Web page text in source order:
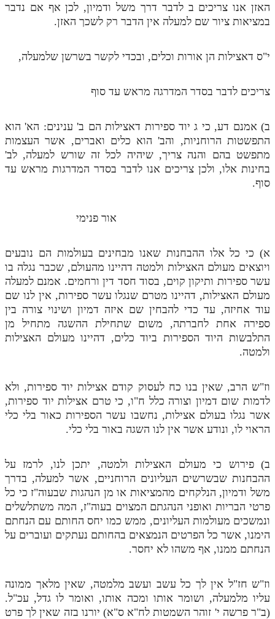
האזן אנו צריכים ב לדבר דרך משל ודמיון, לכן אף אם נדבר
במציאות ציור שם למעלה אין הדבר רק לשכך האזן.
י"ס דאצילות הן אורות וכלים, ובכדי לקשר בשרשן שלמעלה,
צריכים לדבר בסדר המדרגה מראש עד סוף
ב) אמנם דע, כי ג יוד ספירות דאצילות הם ב' ענינים: הא' הוא
התפשטות הרוחניות, והב' הוא כלים ואברים, אשר העצמות
מתפשט בהם והנה צריך, שיהיה לכל זה שורש למעלה, לב'
בחינות אלו, ולכן צריכים אנו לדבר בסדר המדרגות מראש עד
סוף.
אור פנימי
א) כי כל אלו ההבחנות שאנו מבחינים בעולמות הם נובעים
ויוצאים מעולם האצילות ולמטה דהיינו מהעולם, שכבר נגלה בו
עשר ספירות ותיקון קוים, בסוד חסד דין ורחמים. אמנם למעלה
מעולם האצילות, דהיינו מטרם שנגלו עשר ספירות, אין לנו שם
עוד אחיזה, עד כדי להבחין שם איזה דמיון ושינוי צורה בין
ספירה אחת לחברתה, משום שתחילת ההשגה מתחיל מן
התלבשות היוד הספירות ביוד כלים, דהיינו מעולם האצילות
ולמטה.
וז"ש הרב, שאין בנו כח לעסוק קודם אצילות יוד ספירות, ולא
לדמות שום דמיון וצורה כלל ח"ו, כי טרם אצילות יוד ספירות,
אשר נגלו בעולם אצילות, נחשבו עשר הספירות כאור בלי כלי
הראוי לו, ונודע אשר אין לנו השגה באור בלי כלי.
ב) פירוש כי מעולם האצילות ולמטה, יתכן לנו, לרמז על
ההבחנות שבשרשים העליונים הרוחניים, אשר למעלה, בדרך
משל ודמיון, הנלקחים מהמציאות או מן הנהגות שבעוה"ז כי כל
פרטי הבריות ואופני הנהגתם המצוים בעוה"ז, המה משתלשלים
ונמשכים מעולמות העליונים, ממש כמו יחס החותם עם הנחתם
הימנו, אשר כל הפרטים הנמצאים בהחותם נעתקים ועוברים על
הנחתם ממנו, אף משהו לא יחסר.
וז"ש חז"ל אין לך כל עשב ועשב מלמטה, שאין מלאך ממונה
עליו מלמעלה, ושומר אותו ומכה אותו, ואומר לו גדל, עכ"ל.
(ב"ר פרשה י' זוהר השמטות לח"א ס"א) יורנו בזה שאין לך פרט